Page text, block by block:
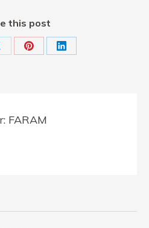
this post
Share Share
FARAM